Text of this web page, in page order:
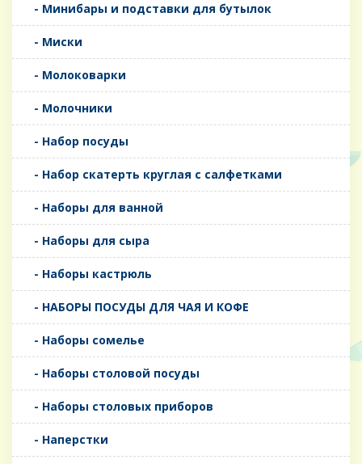
- Минибары и подставки для бутылок
- Миски
- Молоковарки
- Молочники
- Набор посуды
- Набор скатерть круглая с салфетками
- Наборы для ванной
- Наборы для сыра
- Наборы кастрюль
- НАБОРЫ ПОСУДЫ ДЛЯ ЧАЯ И КОФЕ
- Наборы сомелье
- Наборы столовой посуды
- Наборы столовых приборов
- Наперстки